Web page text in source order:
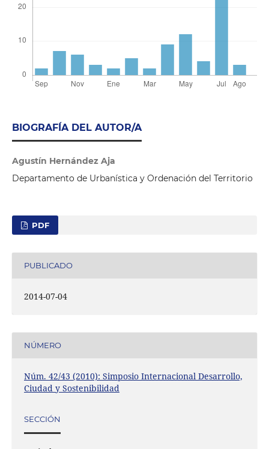
BIOGRAFÍA DEL AUTOR/A
Agustín Hernández Aja
Departamento de Urbanística y Ordenación del Territorio
PDF
PUBLICADO
2014-07-04
NÚMERO
Núm. 42/43 (2010): Simposio Internacional Desarrollo,
Ciudad y Sostenibilidad
SECCIÓN